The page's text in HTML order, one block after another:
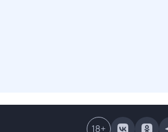
18+